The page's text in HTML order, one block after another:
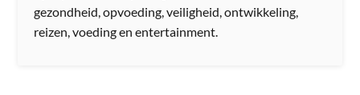
gezondheid, opvoeding, veiligheid, ontwikkeling,
reizen, voeding en entertainment.